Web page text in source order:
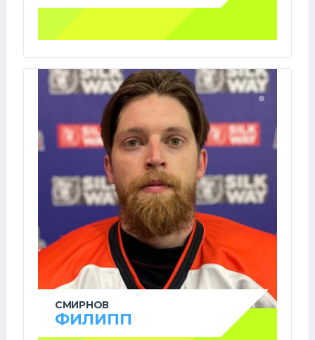
СМИРНОВ
ФИЛИПП